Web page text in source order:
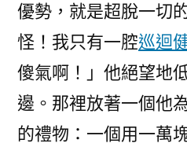
優勢，就是超脫一切
怪！我只有一腔巡迴
傻氣啊！」他絕望地
邊。那裡放著一個他
的禮物：一個用一萬